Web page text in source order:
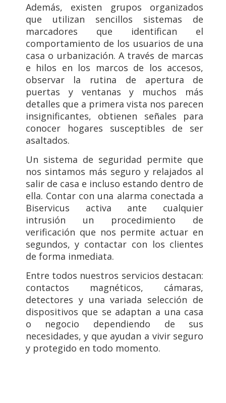
Además, existen grupos organizados
que utilizan sencillos sistemas de
marcadores que identifican el
comportamiento de los usuarios de una
casa o urbanización. A través de marcas
e hilos en los marcos de los accesos,
observar la rutina de apertura de
puertas y ventanas y muchos más
detalles que a primera vista nos parecen
insignificantes, obtienen señales para
conocer hogares susceptibles de ser
asaltados.
Un sistema de seguridad permite que
nos sintamos más seguro y relajados al
salir de casa e incluso estando dentro de
ella. Contar con una alarma conectada a
Biservicus activa ante cualquier
intrusión un procedimiento de
verificación que nos permite actuar en
segundos, y contactar con los clientes
de forma inmediata.
Entre todos nuestros servicios destacan:
contactos magnéticos, cámaras,
detectores y una variada selección de
dispositivos que se adaptan a una casa
o negocio dependiendo de sus
necesidades, y que ayudan a vivir seguro
y protegido en todo momento.